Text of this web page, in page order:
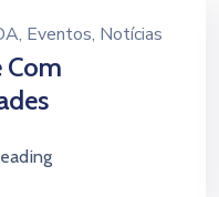
‚ Eventos‚ Notícias
Com